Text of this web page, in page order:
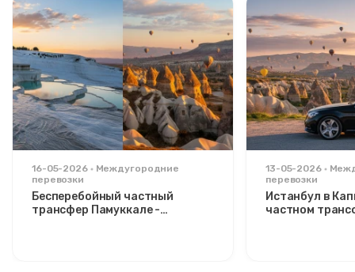
16-05-2026
Междугородние
перевозки
Бесперебойный частный
трансфер Памуккале -
13-05-2026
перевозки
Истанбул в
частном